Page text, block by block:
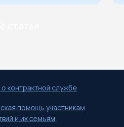
контрактной службе
помощь участникам
и их семьям